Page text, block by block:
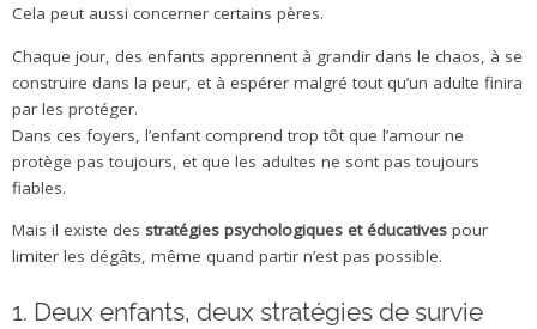
Cela peut aussi concerner certains pères.
Chaque jour, des enfants apprennent à grandir dans le chaos, à se
construire dans la peur, et à espérer malgré tout qu’un adulte finira
par les protéger.
Dans ces foyers, l’enfant comprend trop tôt que l’amour ne
protège pas toujours, et que les adultes ne sont pas toujours
fiables.
Mais il existe des stratégies psychologiques et éducatives pour
limiter les dégâts, même quand partir n’est pas possible.
1. Deux enfants, deux stratégies de survie